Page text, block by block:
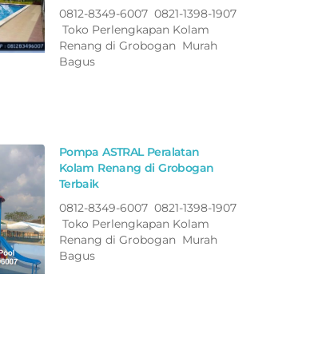
0812-8349-6007 0821-1398-1907
Toko Perlengkapan Kolam
Renang di Grobogan Murah
Bagus
Pompa ASTRAL Peralatan
Kolam Renang di Grobogan
Terbaik
0812-8349-6007 0821-1398-1907
Toko Perlengkapan Kolam
Renang di Grobogan Murah
Bagus